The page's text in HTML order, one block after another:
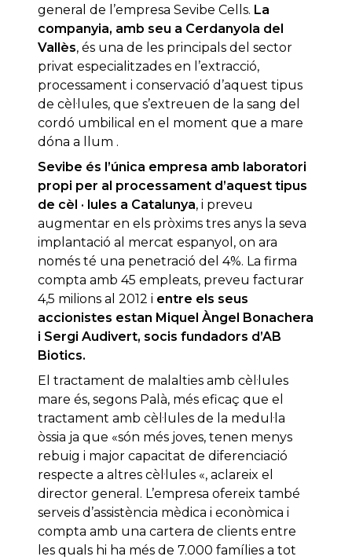
general de l’empresa Sevibe Cells. La
companyia, amb seu a Cerdanyola del
Vallès, és una de les principals del sector
privat especialitzades en l’extracció,
processament i conservació d’aquest tipus
de cèl·lules, que s’extreuen de la sang del
cordó umbilical en el moment que a mare
dóna a llum .
Sevibe és l’única empresa amb laboratori
propi per al processament d’aquest tipus
de cèl · lules a Catalunya, i preveu
augmentar en els pròxims tres anys la seva
implantació al mercat espanyol, on ara
només té una penetració del 4%. La firma
compta amb 45 empleats, preveu facturar
4,5 milions al 2012 i entre els seus
accionistes estan Miquel Àngel Bonachera
i Sergi Audivert, socis fundadors d’AB
Biotics.
El tractament de malalties amb cèl·lules
mare és, segons Palà, més eficaç que el
tractament amb cèl·lules de la medul·la
òssia ja que «són més joves, tenen menys
rebuig i major capacitat de diferenciació
respecte a altres cèl·lules «, aclareix el
director general. L’empresa ofereix també
serveis d’assistència mèdica i econòmica i
compta amb una cartera de clients entre
les quals hi ha més de 7.000 famílies a tot